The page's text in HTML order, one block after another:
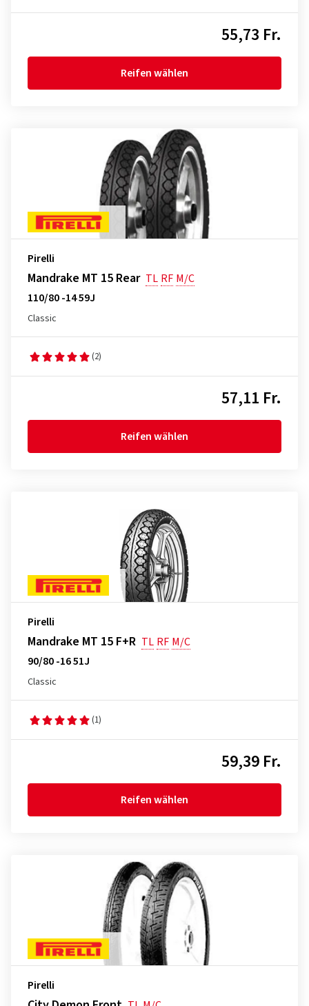
55,73 Fr.
Reifen wählen
Pirelli
Mandrake MT 15 Rear TL RF M/C
110/80 -14 59J
Classic
(2)
57,11 Fr.
Reifen wählen
Pirelli
Mandrake MT 15 F+R TL RF M/C
90/80 -16 51J
Classic
(1)
59,39 Fr.
Reifen wählen
Pirelli